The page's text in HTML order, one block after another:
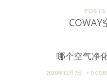
COWAY
哪个空气净
2020年12月7日 0